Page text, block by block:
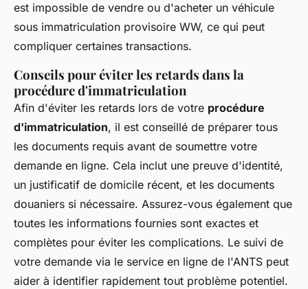
est impossible de vendre ou d'acheter un véhicule
sous immatriculation provisoire WW, ce qui peut
compliquer certaines transactions.
Conseils pour éviter les retards dans la
procédure d'immatriculation
Afin d'éviter les retards lors de votre procédure
d'immatriculation, il est conseillé de préparer tous
les documents requis avant de soumettre votre
demande en ligne. Cela inclut une preuve d'identité,
un justificatif de domicile récent, et les documents
douaniers si nécessaire. Assurez-vous également que
toutes les informations fournies sont exactes et
complètes pour éviter les complications. Le suivi de
votre demande via le service en ligne de l'ANTS peut
aider à identifier rapidement tout problème potentiel.